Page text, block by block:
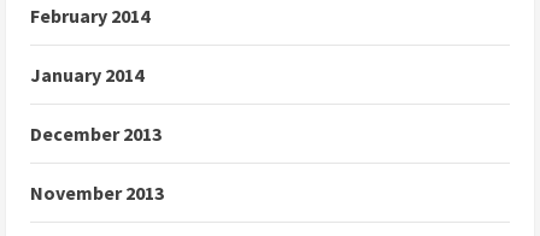
February 2014
January 2014
December 2013
November 2013